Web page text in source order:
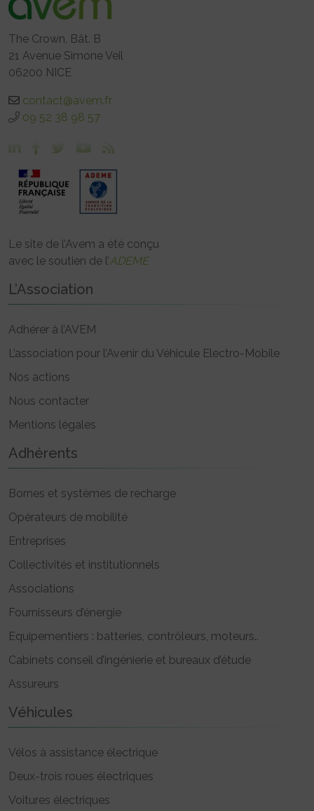
The Crown, Bât. B
21 Avenue Simone Veil
06200 NICE
contact@avem.fr
09 52 38 98 57
Le site de l’Avem a été conçu
avec le soutien de l’ADEME
L’Association
Adhérer à l’AVEM
L’association pour l’Avenir du Véhicule Electro-Mobile
Nos actions
Nous contacter
Mentions légales
Adhérents
Bornes et systèmes de recharge
Opérateurs de mobilité
Entreprises
Collectivités et institutionnels
Associations
Fournisseurs d’énergie
Equipementiers : batteries, contrôleurs, moteurs..
Cabinets conseil d’ingénierie et bureaux d’étude
Assureurs
Véhicules
Vélos à assistance électrique
Deux-trois roues électriques
Voitures électriques